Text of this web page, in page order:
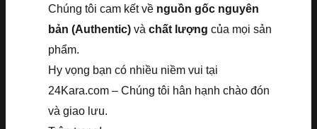
Chúng tôi cam kết về nguồn gốc nguyên
bản (Authentic) và chất lượng của mọi sản
phẩm.
Hy vọng bạn có nhiều niềm vui tại
24Kara.com – Chúng tôi hân hạnh chào đón
và giao lưu.